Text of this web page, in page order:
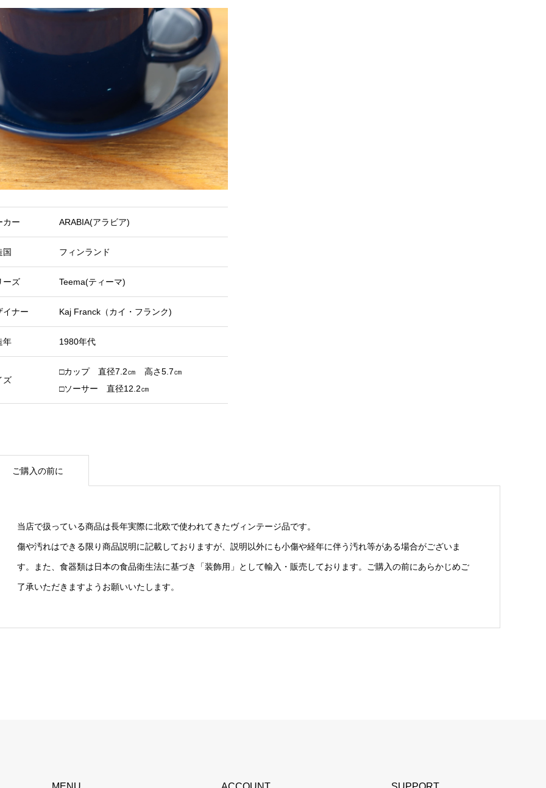
カー ARABIA(アラビア)
国 フィンランド
ーズ Teema(ティーマ)
イナー Kaj Franck（カイ・フランク)
年 1980年代
ズ
□カップ 直径7.2㎝ 高さ5.7㎝
□ソーサー 直径12.2㎝
ご購入の前に
当店で扱っている商品は長年実際に北欧で使われてきたヴィンテージ品です。
傷や汚れはできる限り商品説明に記載しておりますが、説明以外にも小傷や経年に伴う汚れ等がある場合がございま
す。また、食器類は日本の食品衛生法に基づき「装飾用」として輸入・販売しております。ご購入の前にあらかじめご
了承いただきますようお願いいたします。